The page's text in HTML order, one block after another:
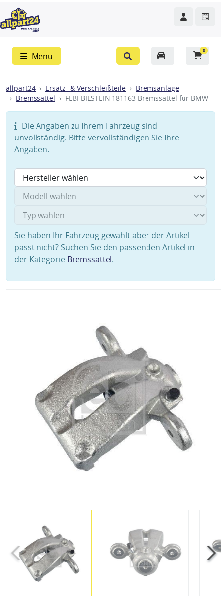
Menü
0
allpart24 Ersatz- & Verschleißteile
Bremsanlage
Bremssattel
FEBI BILSTEIN 181163 Bremssattel für BMW
Die Angaben zu Ihrem Fahrzeug sind
unvollständig. Bitte vervollständigen Sie Ihre
Angaben.
Sie haben Ihr Fahrzeug gewählt aber der Artikel
passt nicht? Suchen Sie den passenden Artikel in
der Kategorie Bremssattel.